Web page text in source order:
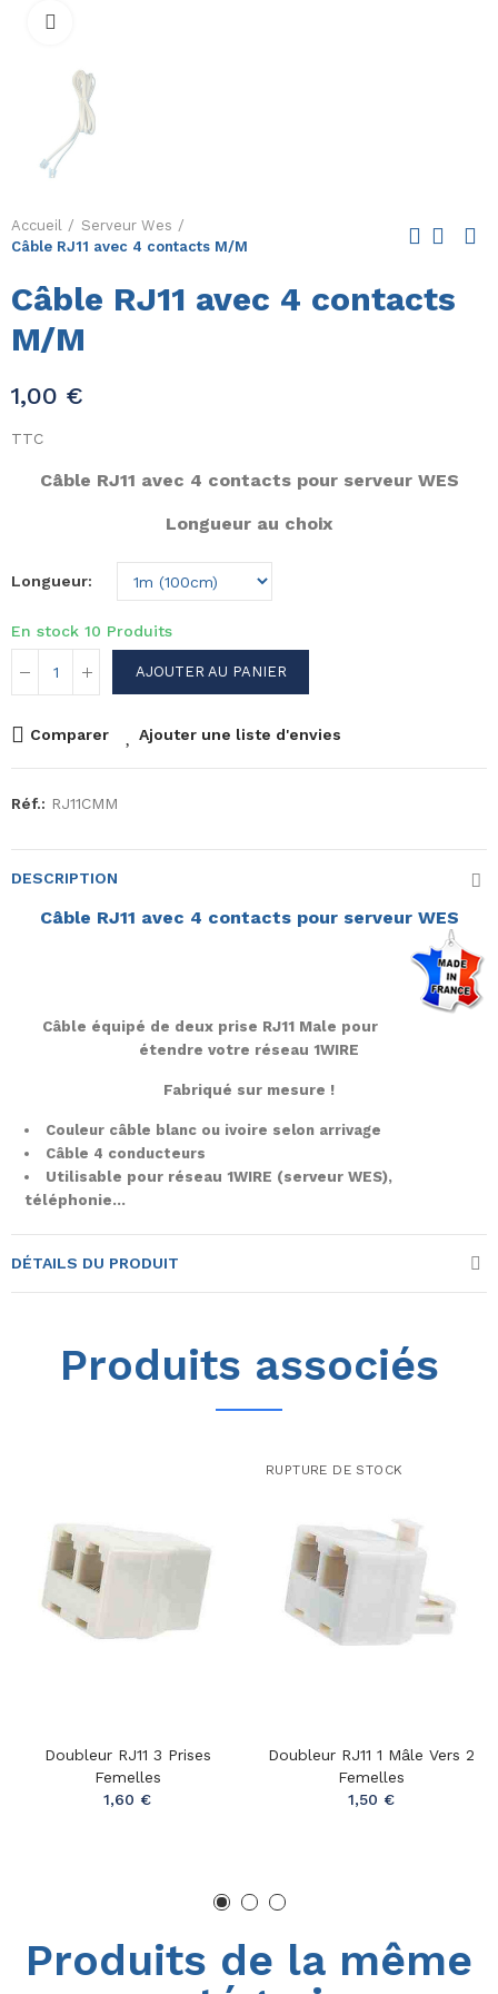
Accueil
Serveur Wes
Câble RJ11 avec 4 contacts M/M
Câble RJ11 avec 4 contacts
M/M
1,00 €
TTC
Câble RJ11 avec 4 contacts pour serveur WES
Longueur au choix
Longueur
En stock 10 Produits
AJOUTER AU PANIER
Comparer Ajouter une liste d'envies
Réf.: RJ11CMM
DESCRIPTION
Câble RJ11 avec 4 contacts pour serveur WES
Câble équipé de deux prise RJ11 Male pour
étendre votre réseau 1WIRE
Fabriqué sur mesure !
Couleur câble blanc ou ivoire selon arrivage
Câble 4 conducteurs
Utilisable pour réseau 1WIRE (serveur WES),
téléphonie...
DÉTAILS DU PRODUIT
Produits associés
Doubleur RJ11 3 Prises
Femelles
1,60 €
RUPTURE DE STOCK
Doubleur RJ11 1 Mâle Vers 2
Femelles
1,50 €
Produits de la même